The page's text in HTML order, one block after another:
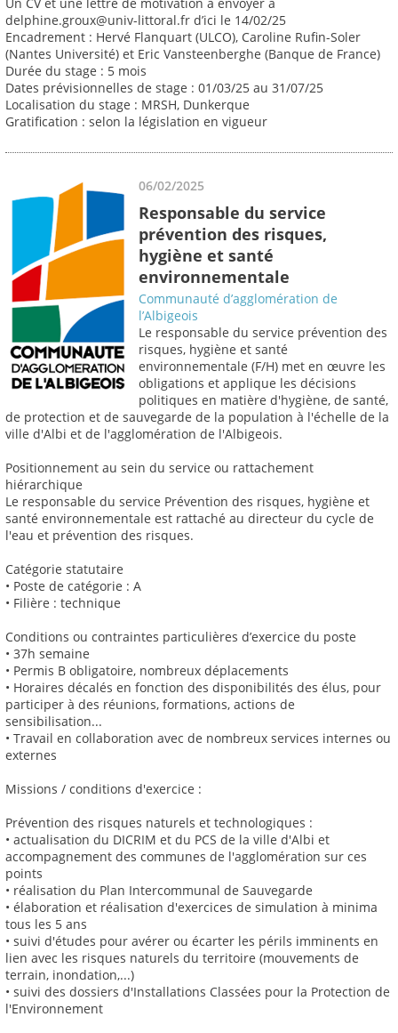
Un CV et une lettre de motivation à envoyer à
delphine.groux@univ-littoral.fr d’ici le 14/02/25
Encadrement : Hervé Flanquart (ULCO), Caroline Rufin-Soler
(Nantes Université) et Eric Vansteenberghe (Banque de France)
Durée du stage : 5 mois
Dates prévisionnelles de stage : 01/03/25 au 31/07/25
Localisation du stage : MRSH, Dunkerque
Gratification : selon la législation en vigueur
06/02/2025
Responsable du service
prévention des risques,
hygiène et santé
environnementale
Communauté d’agglomération de
l’Albigeois
Le responsable du service prévention des
risques, hygiène et santé
environnementale (F/H) met en œuvre les
obligations et applique les décisions
politiques en matière d'hygiène, de santé,
de protection et de sauvegarde de la population à l'échelle de la
ville d'Albi et de l'agglomération de l'Albigeois.
Positionnement au sein du service ou rattachement
hiérarchique
Le responsable du service Prévention des risques, hygiène et
santé environnementale est rattaché au directeur du cycle de
l'eau et prévention des risques.
Catégorie statutaire
• Poste de catégorie : A
• Filière : technique
Conditions ou contraintes particulières d’exercice du poste
• 37h semaine
• Permis B obligatoire, nombreux déplacements
• Horaires décalés en fonction des disponibilités des élus, pour
participer à des réunions, formations, actions de
sensibilisation...
• Travail en collaboration avec de nombreux services internes ou
externes
Missions / conditions d'exercice :
Prévention des risques naturels et technologiques :
• actualisation du DICRIM et du PCS de la ville d'Albi et
accompagnement des communes de l'agglomération sur ces
points
• réalisation du Plan Intercommunal de Sauvegarde
• élaboration et réalisation d'exercices de simulation à minima
tous les 5 ans
• suivi d'études pour avérer ou écarter les périls imminents en
lien avec les risques naturels du territoire (mouvements de
terrain, inondation,...)
• suivi des dossiers d'Installations Classées pour la Protection de
l'Environnement